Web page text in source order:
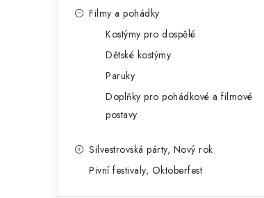
Filmy a pohádky
Kostýmy pro dospělé
Dětské kostýmy
Paruky
Doplňky pro pohádkové a filmové
postavy
Silvestrovská párty, Nový rok
Pivní festivaly, Oktoberfest